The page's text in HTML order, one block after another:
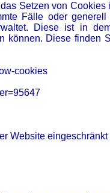
Setzen von
Fälle oder
Diese ist in
können. Diese finden
cookies
Website eingeschränkt